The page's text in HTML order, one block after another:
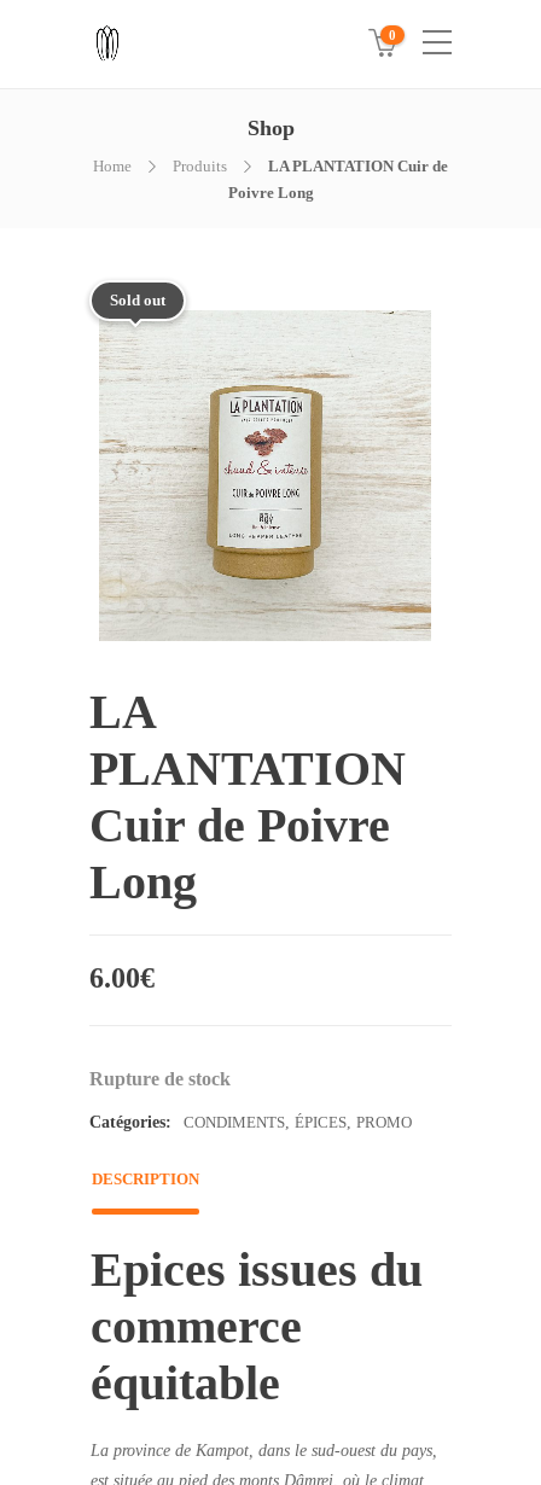
0
Shop
Home Produits
LA PLANTATION Cuir de
Poivre Long
Sold out
LA
PLANTATION
Cuir de Poivre
Long
6.00€
Rupture de stock
Catégories: CONDIMENTS, ÉPICES, PROMO
DESCRIPTION
Epices issues du
commerce
équitable
La province de Kampot, dans le sud-ouest du pays,
est située au pied des monts Dâmrei, où le climat